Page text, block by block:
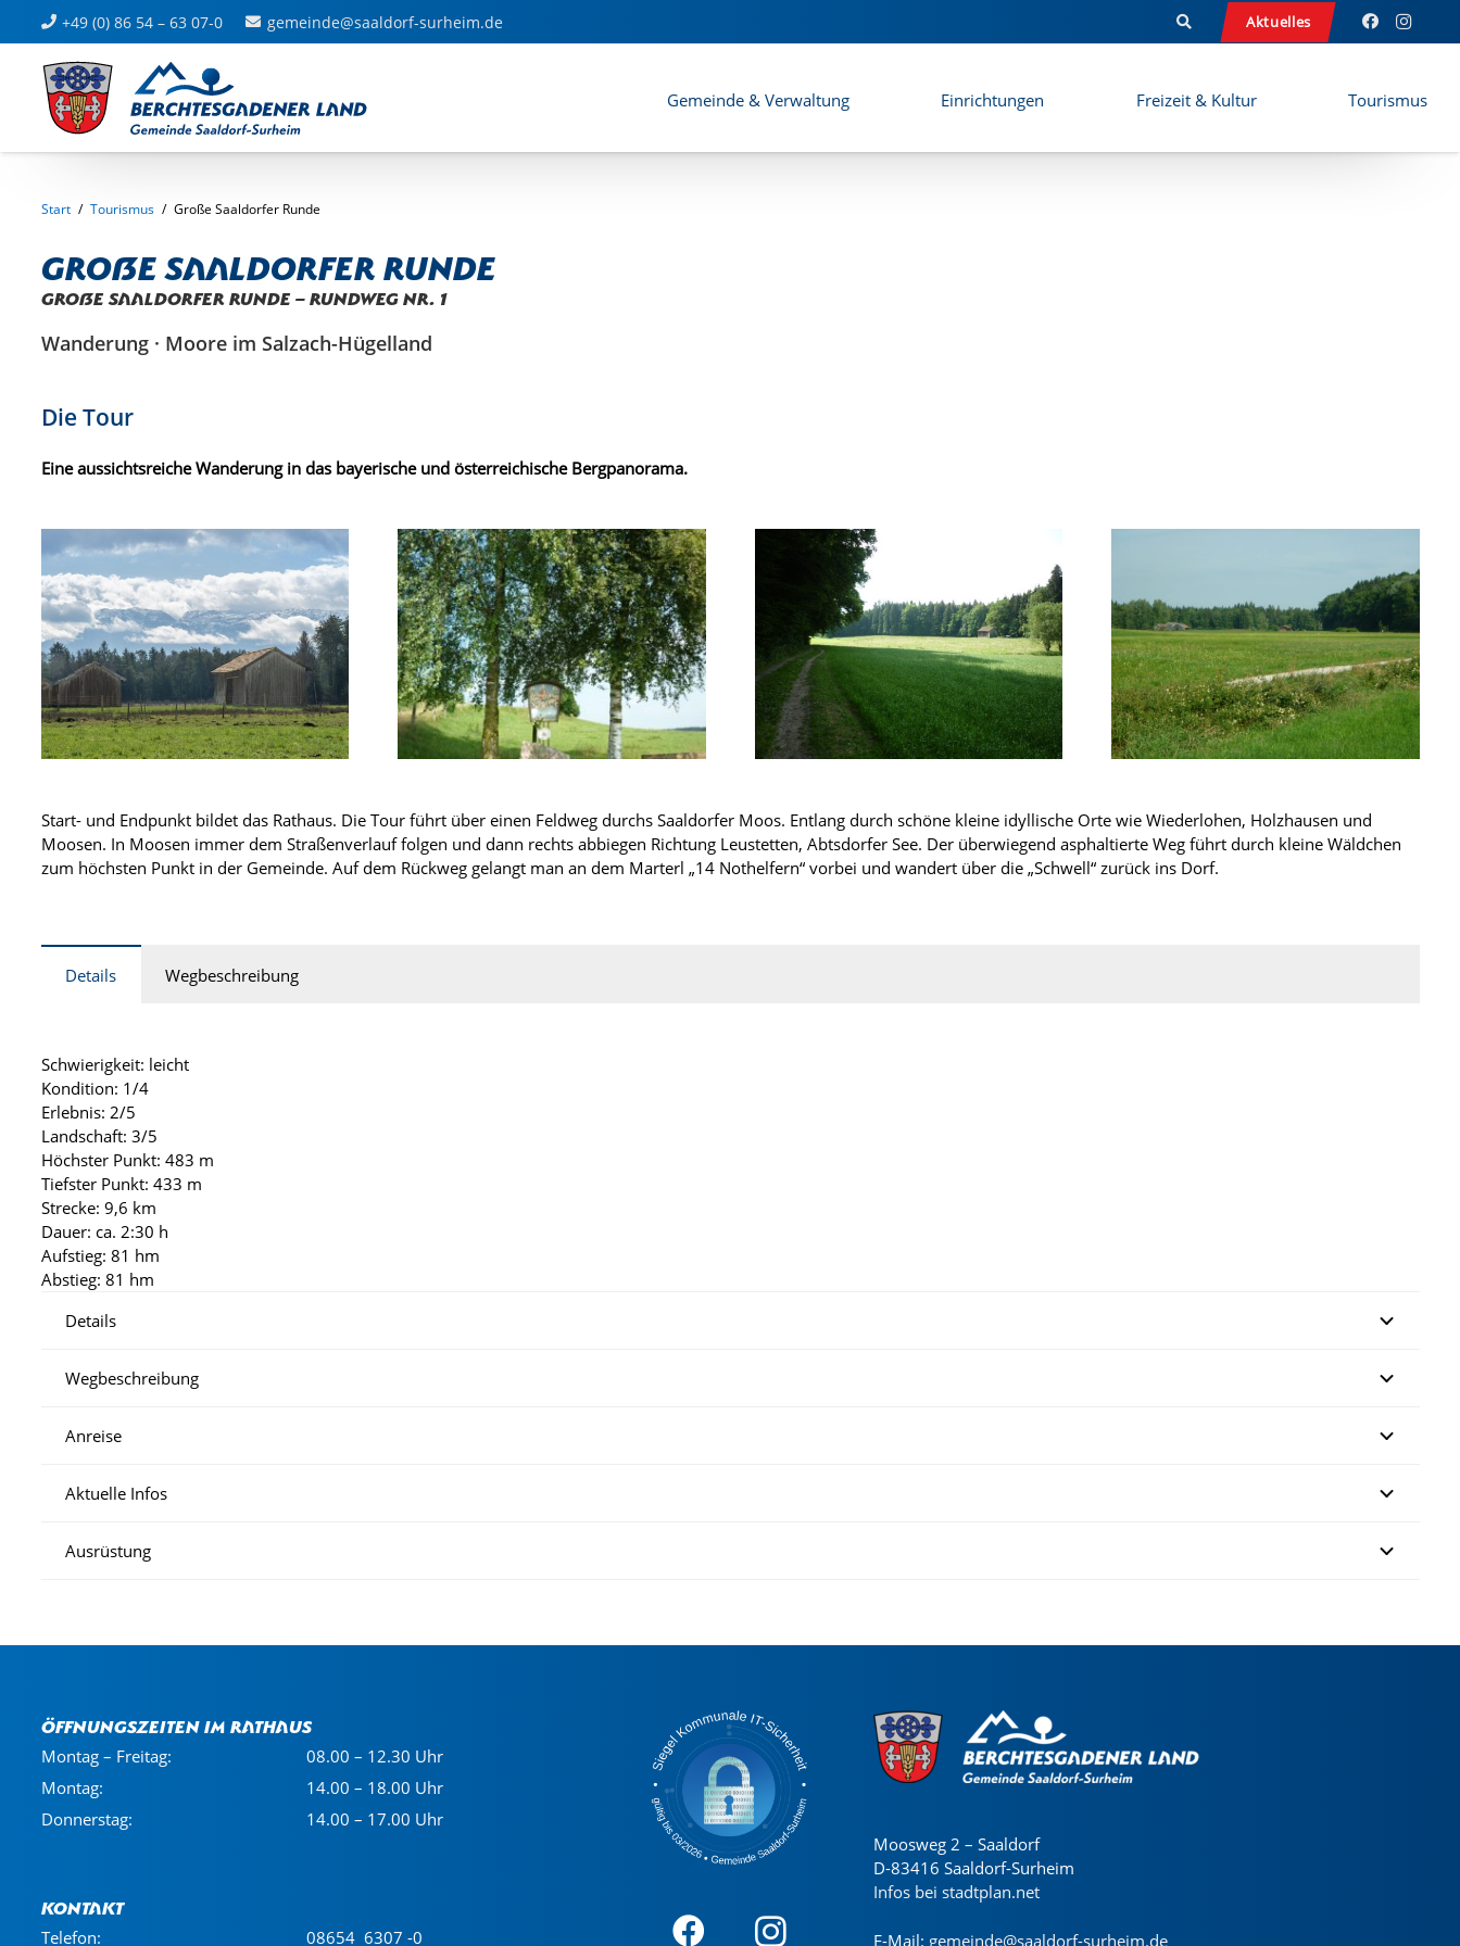
+49 (0) 86 54 – 63 07-0 gemeinde@saaldorf-surheim.de Aktuelles
Gemeinde & Verwaltung Einrichtungen Freizeit & Kultur Tourismus
Start / Tourismus / Große Saaldorfer Runde
Große Saaldorfer Runde
Große Saaldorfer Runde – Rundweg Nr. 1
Wanderung · Moore im Salzach-Hügelland
Die Tour
Eine aussichtsreiche Wanderung in das bayerische und österreichische Bergpanorama.
Start- und Endpunkt bildet das Rathaus. Die Tour führt über einen Feldweg durchs Saaldorfer Moos. Entlang durch schöne kleine idyllische Orte wie Wiederlohen, Holzhausen und
Moosen. In Moosen immer dem Straßenverlauf folgen und dann rechts abbiegen Richtung Leustetten, Abtsdorfer See. Der überwiegend asphaltierte Weg führt durch kleine Wäldchen
zum höchsten Punkt in der Gemeinde. Auf dem Rückweg gelangt man an dem Marterl „14 Nothelfern“ vorbei und wandert über die „Schwell“ zurück ins Dorf.
Details Wegbeschreibung
Schwierigkeit: leicht
Kondition: 1/4
Erlebnis: 2/5
Landschaft: 3/5
Höchster Punkt: 483 m
Tiefster Punkt: 433 m
Strecke: 9,6 km
Dauer: ca. 2:30 h
Aufstieg: 81 hm
Abstieg: 81 hm
Details
Wegbeschreibung
Anreise
Aktuelle Infos
Ausrüstung
Öffnungszeiten im Rathaus
Montag – Freitag:
08.00 – 12.30 Uhr
Montag:
14.00 – 18.00 Uhr
Donnerstag:
14.00 – 17.00 Uhr
Kontakt
Telefon: 08654 6307 -0
Moosweg 2 – Saaldorf
D-83416 Saaldorf-Surheim
Infos bei stadtplan.net
E-Mail: gemeinde@saaldorf-surheim.de